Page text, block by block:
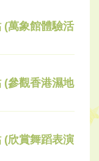
(萬象館體驗活
(參觀香港濕地
(欣賞舞蹈表演